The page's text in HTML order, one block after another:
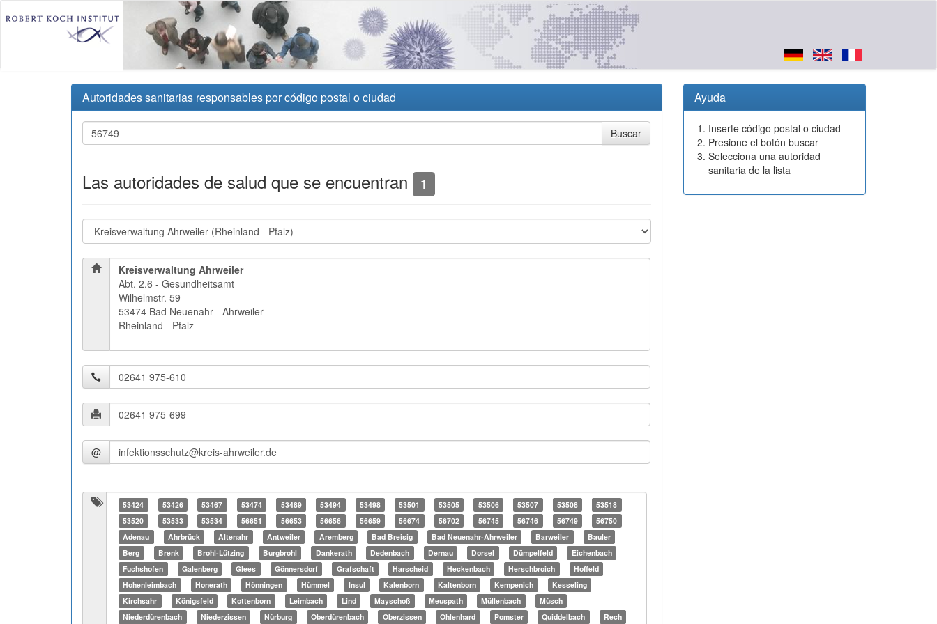
Autoridades sanitarias responsables por código postal o ciudad
Las autoridades de salud que se encuentran 1
Kreisverwaltung Ahrweiler
Abt. 2.6 - Gesundheitsamt
Wilhelmstr. 59
53474 Bad Neuenahr - Ahrweiler
Rheinland - Pfalz
@
53424 53426 53467 53474 53489 53494 53498 53501 53505 53506 53507 53508
53518
53520
53533 53534 56651 56653 56656 56659 56674 56702 56745 56746 56749
56750
Adenau
Ahrbrück Altenahr Antweiler Aremberg Bad Breisig Bad Neuenahr-Ahrweiler Barweiler
Bauler
Berg
Brenk Brohl-Lützing Burgbrohl Dankerath Dedenbach Dernau Dorsel Dümpelfeld
Eichenbach
Fuchshofen
Galenberg Glees Gönnersdorf Grafschaft Harscheid Heckenbach Herschbroich
Hoffeld
Hohenleimbach
Honerath Hönningen Hümmel Insul Kalenborn Kaltenborn Kempenich
Kesseling
Kirchsahr
Königsfeld Kottenborn Leimbach Lind Mayschoß Meuspath Müllenbach
Müsch
Niederdürenbach
Niederzissen Nürburg Oberdürenbach Oberzissen Ohlenhard Pomster Quiddelbach Rech
Ayuda
Inserte código postal o ciudad
Presione el botón buscar
Selecciona una autoridad
sanitaria de la lista